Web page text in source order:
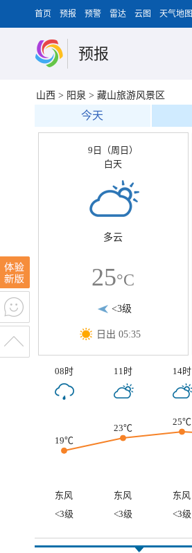
首页 预报 预警 雷达 云图 天气地图
预报
山西 > 阳泉 > 藏山旅游风景区
今天
9日（周日）
白天
多云
25°C
<3级
日出 05:35
08时 11时 14时
19℃
23℃
25℃
东风 东风 东风
<3级
<3级 <3级